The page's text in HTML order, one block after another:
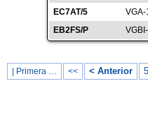
EC7AT/5
EB2FS/P
| Primera … << < Anterior